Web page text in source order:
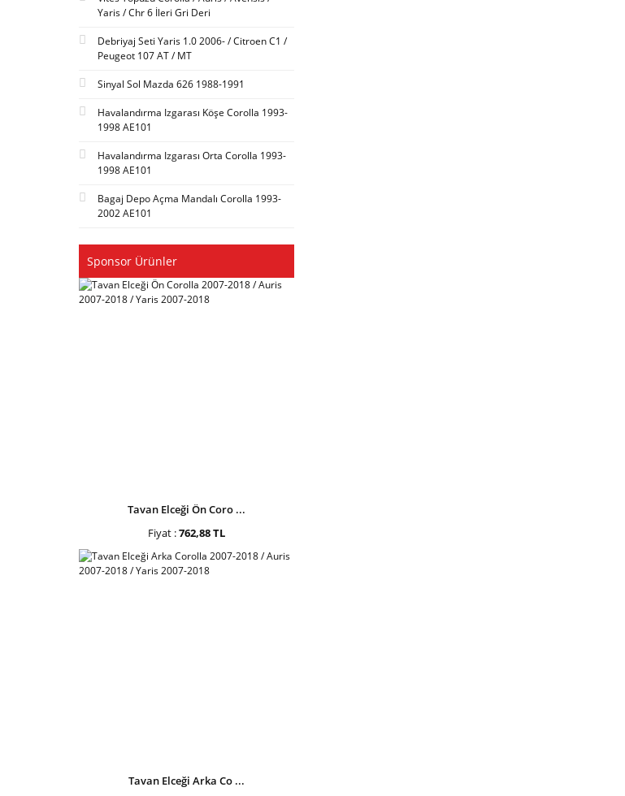
Yaris / Chr 6 İleri Gri Deri
Debriyaj Seti Yaris 1.0 2006- / Citroen C1 /
Peugeot 107 AT / MT
Sinyal Sol Mazda 626 1988-1991
Havalandırma Izgarası Köşe Corolla 1993-
1998 AE101
Havalandırma Izgarası Orta Corolla 1993-
1998 AE101
Bagaj Depo Açma Mandalı Corolla 1993-
2002 AE101
Sponsor Ürünler
Tavan Elceği Ön Coro ...
Fiyat :762,88 TL
Tavan Elceği Arka Co ...